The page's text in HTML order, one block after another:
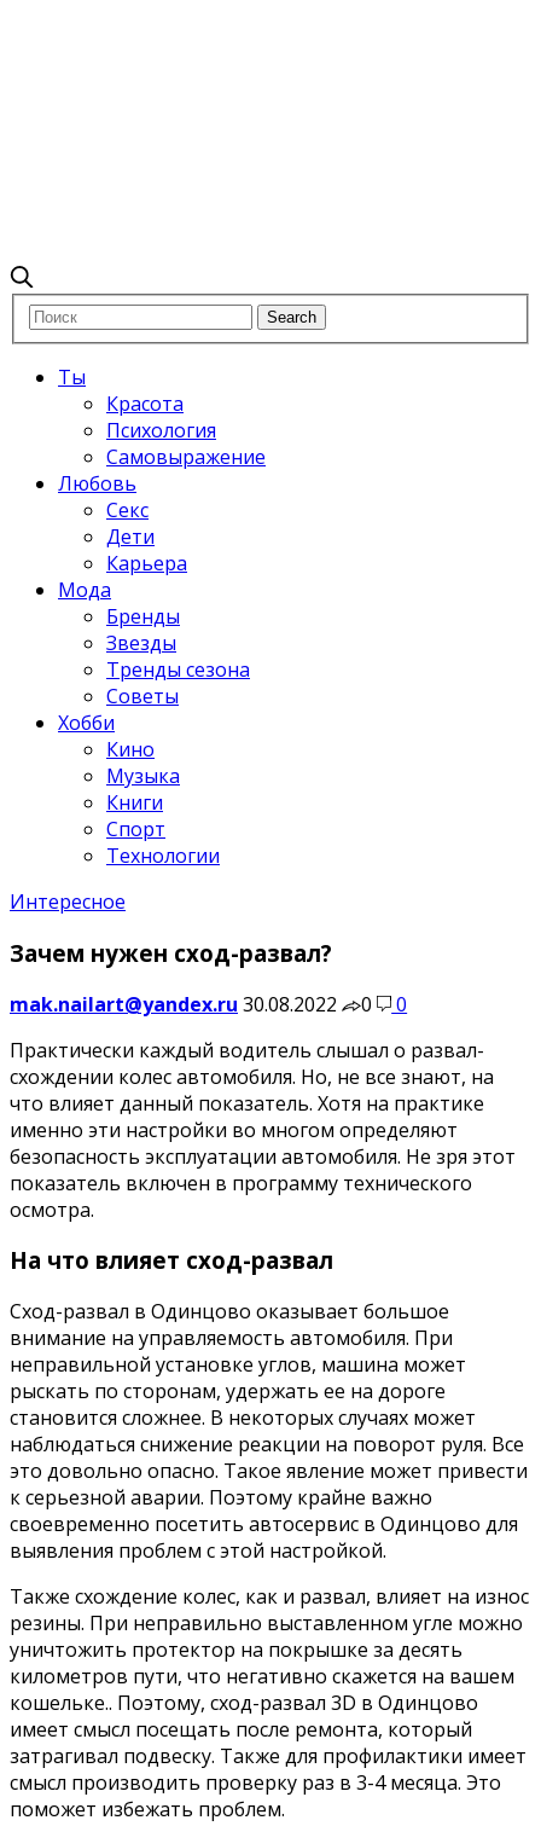
Ты
Красота
Психология
Самовыражение
Любовь
Секс
Дети
Карьера
Мода
Бренды
Звезды
Тренды сезона
Советы
Хобби
Кино
Музыка
Книги
Спорт
Технологии
Интересное
Зачем нужен сход-развал?
mak.nailart@yandex.ru 30.08.2022 0
0
Практически каждый водитель слышал о развал-
схождении колес автомобиля. Но, не все знают, на
что влияет данный показатель. Хотя на практике
именно эти настройки во многом определяют
безопасность эксплуатации автомобиля. Не зря этот
показатель включен в программу технического
осмотра.
На что влияет сход-развал
Сход-развал в Одинцово оказывает большое
внимание на управляемость автомобиля. При
неправильной установке углов, машина может
рыскать по сторонам, удержать ее на дороге
становится сложнее. В некоторых случаях может
наблюдаться снижение реакции на поворот руля. Все
это довольно опасно. Такое явление может привести
к серьезной аварии. Поэтому крайне важно
своевременно посетить автосервис в Одинцово для
выявления проблем с этой настройкой.
Также схождение колес, как и развал, влияет на износ
резины. При неправильно выставленном угле можно
уничтожить протектор на покрышке за десять
километров пути, что негативно скажется на вашем
кошельке.. Поэтому, сход-развал 3D в Одинцово
имеет смысл посещать после ремонта, который
затрагивал подвеску. Также для профилактики имеет
смысл производить проверку раз в 3-4 месяца. Это
поможет избежать проблем.